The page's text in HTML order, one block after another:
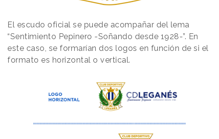
El escudo oficial se puede acompañar del lema
“Sentimiento Pepinero -Soñando desde 1928-”. En
este caso, se formarían dos logos en función de si el
formato es horizontal o vertical.